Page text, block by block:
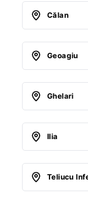
Călan
Geoagiu
Ghelari
Ilia
Teliucu